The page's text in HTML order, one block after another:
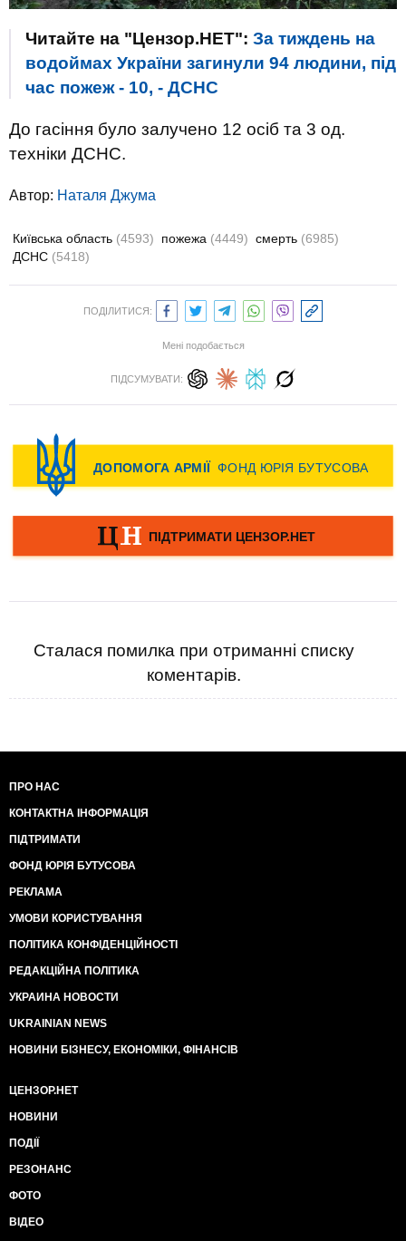
Читайте на "Цензор.НЕТ": За тиждень на
водоймах України загинули 94 людини, під
час пожеж - 10, - ДСНС
До гасіння було залучено 12 осіб та 3 од.
техніки ДСНС.
Автор: Наталя Джума
Київська область (4593) пожежа (4449) смерть (6985)
ДСНС (5418)
ПОДІЛИТИСЯ:
Мені подобається
ПІДСУМУВАТИ:
Сталася помилка при отриманні списку
коментарів.
ПРО НАС
КОНТАКТНА ІНФОРМАЦІЯ
ПІДТРИМАТИ
ФОНД ЮРІЯ БУТУСОВА
РЕКЛАМА
УМОВИ КОРИСТУВАННЯ
ПОЛІТИКА КОНФІДЕНЦІЙНОСТІ
РЕДАКЦІЙНА ПОЛІТИКА
УКРАИНА НОВОСТИ
UKRAINIAN NEWS
НОВИНИ БІЗНЕСУ, ЕКОНОМІКИ, ФІНАНСІВ
ЦЕНЗОР.НЕТ
НОВИНИ
ПОДІЇ
РЕЗОНАНС
ФОТО
ВІДЕО